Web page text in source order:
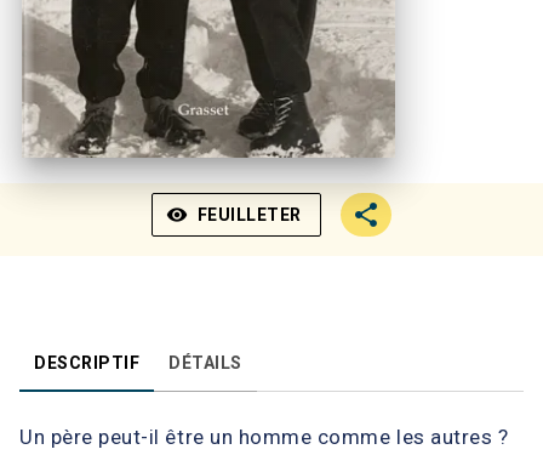
visibility FEUILLETER
DESCRIPTIF DÉTAILS
Un père peut-il être un homme comme les autres ?